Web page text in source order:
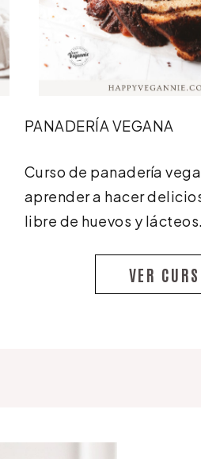
PANADERÍA VEGANA
Curso de panadería
aprender a hacer
libre de huevos y lácteos.
VER